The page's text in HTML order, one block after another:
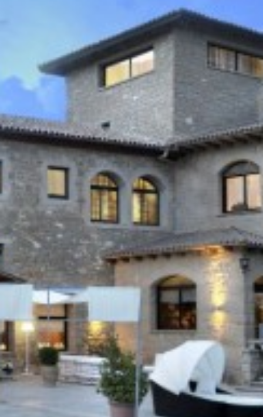
Modificar cookies
Tècniques i funcionals
Sempre activades
Aquest lloc web utilitza cookies pròpies per recopilar
informació amb la finalitat de millorar els nostres serveis.
Si continua navegant, suposa l'acceptació de la instal·lació
de les mateixes. L'usuari té la possibilitat de configurar el
navegador podent, si així ho desitja, impedir que siguin
instal·lades al disc dur, encara que haurà de tenir en
compte que aquesta acció podrà ocasionar dificultats de
navegació de la pàgina web.
Analítiques i personalització
Permeten fer el seguiment i l'anàlisi del comportament
dels usuaris d'aquest lloc web. La informació recollida
mitjançant aquest tipus de cookies s'utilitza en el
mesurament de l'activitat del web per a l'elaboració de
perfils de navegació dels usuaris per introduir millores en
funció de l'anàlisi de les dades d'ús que fan els usuaris del
servei. Permeten desar la informació de preferència de
l'usuari per millorar la qualitat dels nostres serveis i oferir